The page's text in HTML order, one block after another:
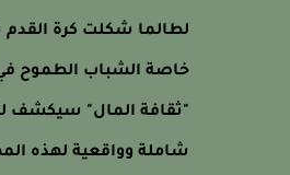
لطالما شكلت كرة
خاصة الشباب الطموح في
"ثقافة المال" سيكشف
شاملة وواقعية لهذه